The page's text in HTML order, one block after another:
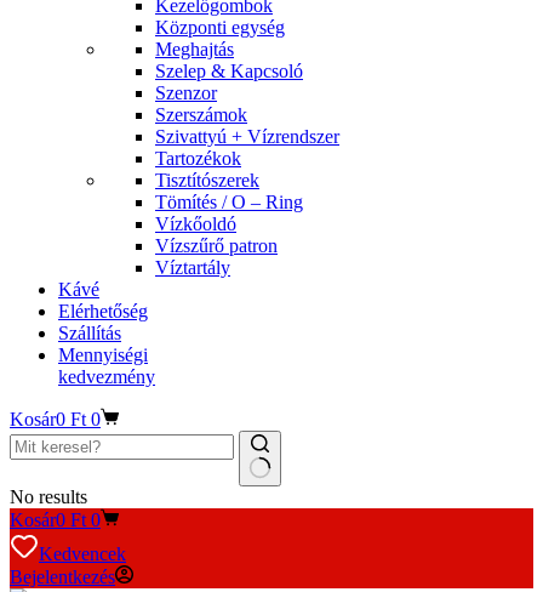
Kezelőgombok
Központi egység
Meghajtás
Szelep & Kapcsoló
Szenzor
Szerszámok
Szivattyú + Vízrendszer
Tartozékok
Tisztítószerek
Tömítés / O – Ring
Vízkőoldó
Vízszűrő patron
Víztartály
Kávé
Elérhetőség
Szállítás
Mennyiségi
kedvezmény
Kosár0 Ft 0
No results
Kosár0 Ft 0
Kedvencek
Bejelentkezés